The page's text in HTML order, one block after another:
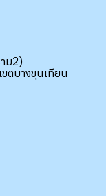
ม2)
ตบางขุนเทียน